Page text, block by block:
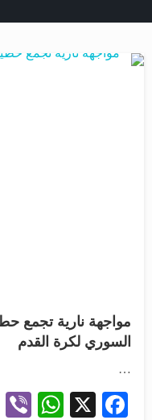
مواجهة نارية تجمع
السوري لكرة القدم
…
Facebook
X